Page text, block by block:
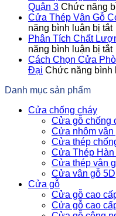
Trạng
Đáng
Báo
Động
Cửa
Thép
Chống
Giúp
Thiệt
Hại
Khi
Cháy
Nổ
Quận 3 Chức năng
Cửa Thép Vân Gỗ
năng bình luận bị tắtở
Phân Tích Chất
năng bình luận bị tắtở
Cách Chọn Cửa
Đại Chức năng bình
Danh mục sản phẩm
Cửa chống cháy
Cửa gỗ chống
Cửa nhôm vân
Cửa thép
Cửa Thép Hàn
Cửa thép vân
Cửa vân gỗ 5D
Cửa gỗ
Cửa gỗ cao
Cửa gỗ cao